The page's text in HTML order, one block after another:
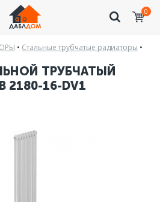
0
• Стальные трубчатые радиаторы •
ТРУБЧАТЫЙ
2180-16-DV1